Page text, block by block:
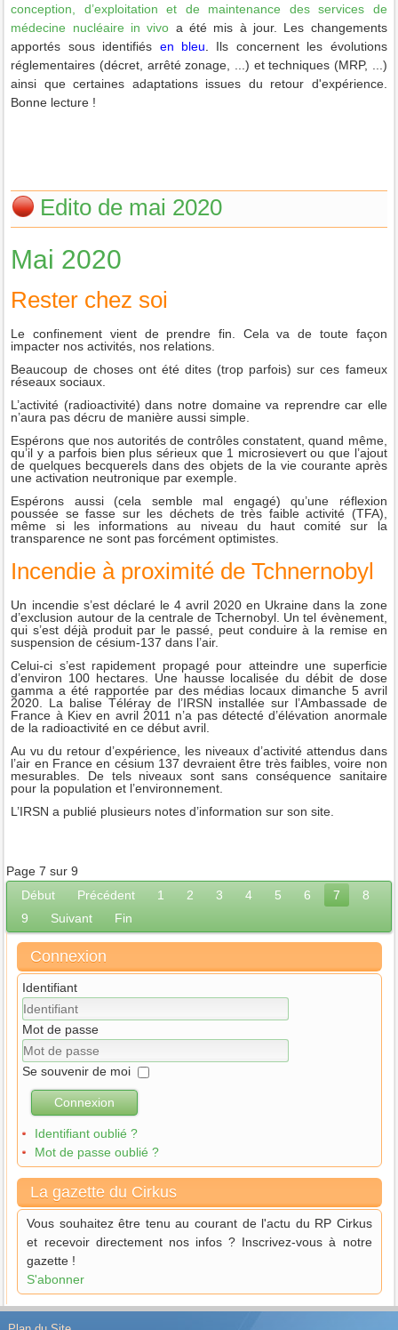
conception, d’exploitation et de maintenance des services de
médecine nucléaire in vivo a été mis à jour. Les changements
apportés sous identifiés en bleu
Ils concernent les évolutions
réglementaires (décret, arrêté zonage, ...) et techniques (MRP, ...)
ainsi que certaines adaptations issues du retour d'expérience.
Bonne lecture !
Edito de mai 2020
Mai 2020
Rester chez soi
Le confinement vient de prendre fin. Cela va de toute façon
impacter nos activités, nos relations.
Beaucoup de choses ont été dites (trop parfois) sur ces fameux
réseaux sociaux.
L’activité (radioactivité) dans notre domaine va reprendre car elle
n’aura pas décru de manière aussi simple.
Espérons que nos autorités de contrôles constatent, quand même,
qu’il y a parfois bien plus sérieux que 1 microsievert ou que l’ajout
de quelques becquerels dans des objets de la vie courante après
une activation neutronique par exemple.
Espérons aussi (cela semble mal engagé) qu’une réflexion
poussée se fasse sur les déchets de très faible activité (TFA),
même si les informations au niveau du haut comité sur la
transparence ne sont pas forcément optimistes.
Incendie à proximité de Tchnernobyl
Un incendie s’est déclaré le 4 avril 2020 en Ukraine dans la zone
d’exclusion autour de la centrale de Tchernobyl. Un tel évènement,
qui s’est déjà produit par le passé, peut conduire à la remise en
suspension de césium-137 dans l’air.
Celui-ci s’est rapidement propagé pour atteindre une superficie
d’environ 100 hectares. Une hausse localisée du débit de dose
gamma a été rapportée par des médias locaux dimanche 5 avril
2020. La balise Téléray de l’IRSN installée sur l’Ambassade de
France à Kiev en avril 2011 n’a pas détecté d’élévation anormale
de la radioactivité en ce début avril.
Au vu du retour d’expérience, les niveaux d’activité attendus dans
l’air en France en césium 137 devraient être très faibles, voire non
mesurables. De tels niveaux sont sans conséquence sanitaire
pour la population et l’environnement.
L’IRSN a publié plusieurs notes d’information sur son site.
Page 7 sur 9
Début
Précédent 1 2 3 4 5 6 7
8
9
Suivant Fin
Connexion
Identifiant
Mot de passe
Se souvenir de moi
Connexion
Identifiant oublié ?
Mot de passe oublié ?
La gazette du Cirkus
Vous souhaitez être tenu au courant de l'actu du RP Cirkus
et recevoir directement nos infos ? Inscrivez-vous à notre
gazette !
S'abonner